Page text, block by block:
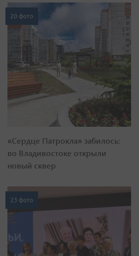
20 фото
«Сердце Патрокла» забилось:
во Владивостоке открыли
новый сквер
23 фото